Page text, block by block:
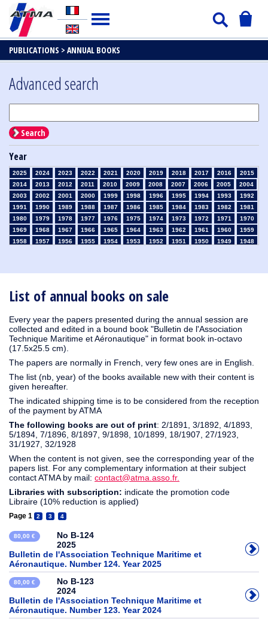
PUBLICATIONS > ANNUAL BOOKS
List of annual books on sale
Every year the papers presented during the annual session are
collected and edited in a bound book "Bulletin de l'Association
Technique Maritime et Aéronautique" in format book in-octavo
(17.5x25.5 cm).
The papers are normally in French, very few ones are in English.
The list (nb, year) of the books available new with their content is
given hereafter.
The indicated shipping time is to be considered from the reception
of the payment by ATMA
The following books are out of print: 2/1891, 3/1892, 4/1893,
5/1894, 7/1896, 8/1897, 9/1898, 10/1899, 18/1907, 27/1923,
31/1927, 32/1928
When the content is not given, see the corresponding year of the
papers list. For any complementary information at their subject
contact ATMA by mail: contact@atma.asso.fr.
Libraries with subscription: indicate the promotion code
Libraire (10% reduction is applied)
Page 1 2 3 4
80,00 €
No B-124
2025
Bulletin de l'Association Technique Maritime et
Aéronautique. Number 124. Year 2025
80,00 €
No B-123
2024
Bulletin de l'Association Technique Maritime et
Aéronautique. Number 123. Year 2024
Advanced search
Search
Year
2025 2024 2023 2022 2021 2020 2019 2018 2017 2016
2015
2014
2013 2012 2011 2010 2009 2008 2007 2006 2005
2004
2003
2002 2001 2000 1999 1998 1996 1995 1994 1993
1992
1991
1990 1989 1988 1987 1986 1985 1984 1983 1982
1981
1980
1979 1978 1977 1976 1975 1974 1973 1972 1971
1970
1969
1968 1967 1966 1965 1964 1963 1962 1961 1960
1959
1958
1957 1956 1955 1954 1953 1952 1951 1950 1949
1948
1910
1909 1908 1906 1905 1904 1903 1902 1901 1900
1895